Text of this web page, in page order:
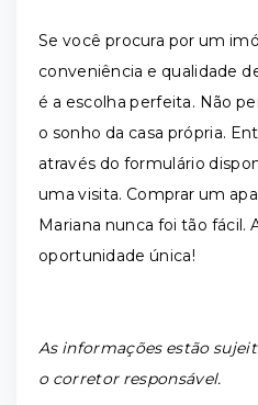
Se você procura por um
conveniência e qualidade
é a escolha perfeita. Não
o sonho da casa própria.
através do formulário
uma visita. Comprar um
Mariana nunca foi tão fácil.
oportunidade única!
As informações estão
o corretor responsável.